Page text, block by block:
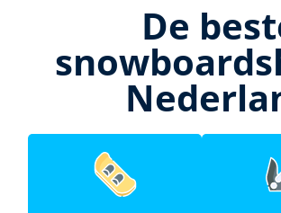
De